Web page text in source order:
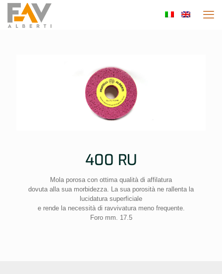
400 RU
Mola porosa con ottima qualità di affilatura
dovuta alla sua morbidezza. La sua porosità ne rallenta la
lucidatura superficiale
e rende la necessità di ravvivatura meno frequente.
Foro mm. 17.5